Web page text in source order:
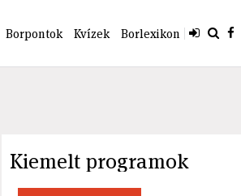
Borpontok Kvízek Borlexikon
Kiemelt programok